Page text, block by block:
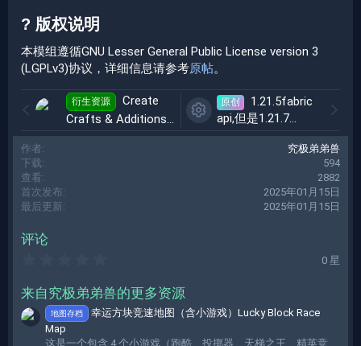
? 版权说明​
本模组遵循GNU Lesser General Public License version 3
(LGPLv3)协议，详细信息请参考原帖。
衍生资源
Create
Crafts & Additions
2025-01-15
资
原创
1.21.5fabric
api,但是1.21.7
release
作者
究极弟弟兽
下载
594
查看
2882
首次发布
2025年01月15日
最后更新
2025年01月15日
评论
0
星
0 星
来自究极弟弟兽的更多资源
地图存档
幸运方块竞速地图（含小游戏）Lucky Block Race
Map
这是一个包含 4 个小游戏（跑酷、投掷器、天梯之王、精英竞